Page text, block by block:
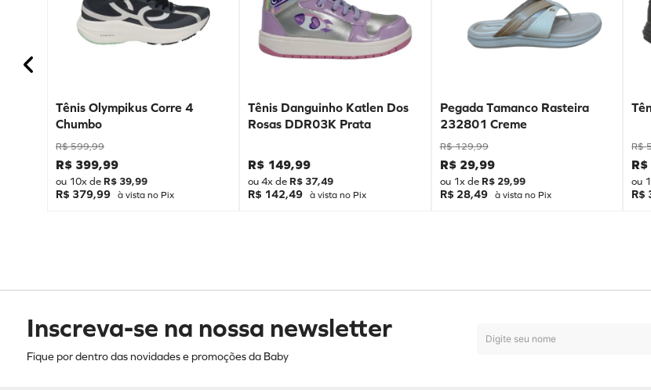
Tênis Olympikus Corre 4
Chumbo
R$ 599,99
R$ 399,99
ou 10x de R$ 39,99
R$ 379,99 à vista no Pix
Tênis Danguinho Katlen Dos
Rosas DDR03K Prata
R$ 149,99
ou4x de R$ 37,49
R$ 142,49 à vista no Pix
Pegada Tamanco Rasteira
232801 Creme
R$ 129,99
R$ 29,99
ou 1x de R$ 29,99
R$ 28,49 à vista no Pix
R$
R$
ou
R$
Inscreva-se na nossa newsletter
Fique por dentro das novidades e promoções da Baby